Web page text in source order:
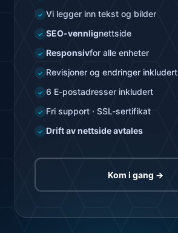
✓ Vi legger inn tekst og bilder
✓ SEO-vennlignettside
✓ Responsivfor alle enheter
✓ Revisjoner og endringer inkludert
✓ 6 E-postadresser inkludert
✓ Fri support · SSL-sertifikat
✓ Drift av nettside avtales
Kom i gang →